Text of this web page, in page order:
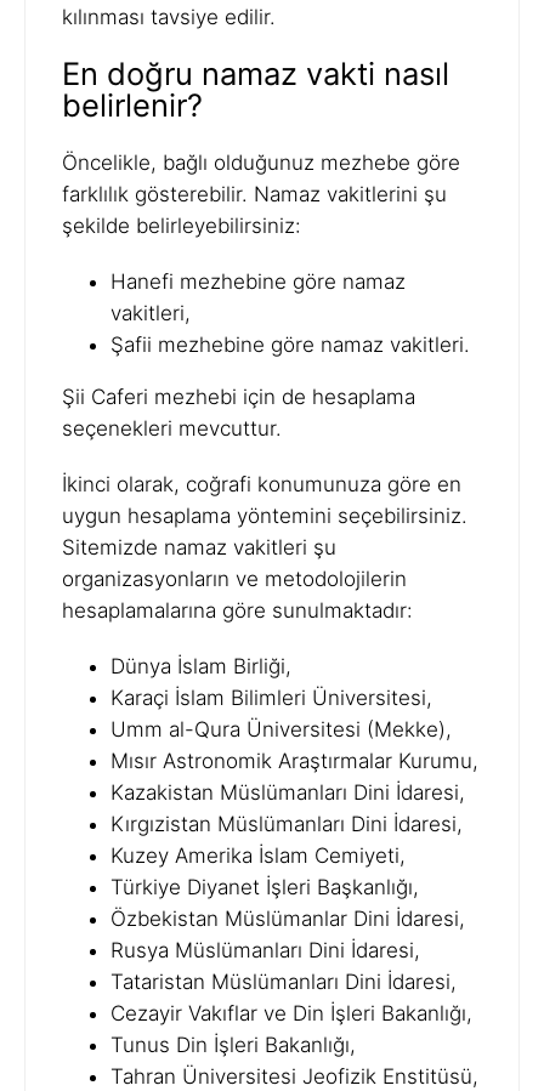
kılınması tavsiye edilir.
En doğru namaz vakti nasıl
belirlenir?
Öncelikle, bağlı olduğunuz mezhebe göre
farklılık gösterebilir. Namaz vakitlerini şu
şekilde belirleyebilirsiniz:
Hanefi mezhebine göre namaz
vakitleri,
Şafii mezhebine göre namaz vakitleri.
Şii Caferi mezhebi için de hesaplama
seçenekleri mevcuttur.
İkinci olarak, coğrafi konumunuza göre en
uygun hesaplama yöntemini seçebilirsiniz.
Sitemizde namaz vakitleri şu
organizasyonların ve metodolojilerin
hesaplamalarına göre sunulmaktadır:
Dünya İslam Birliği,
Karaçi İslam Bilimleri Üniversitesi,
Umm al-Qura Üniversitesi (Mekke),
Mısır Astronomik Araştırmalar Kurumu,
Kazakistan Müslümanları Dini İdaresi,
Kırgızistan Müslümanları Dini İdaresi,
Kuzey Amerika İslam Cemiyeti,
Türkiye Diyanet İşleri Başkanlığı,
Özbekistan Müslümanlar Dini İdaresi,
Rusya Müslümanları Dini İdaresi,
Tataristan Müslümanları Dini İdaresi,
Cezayir Vakıflar ve Din İşleri Bakanlığı,
Tunus Din İşleri Bakanlığı,
Tahran Üniversitesi Jeofizik Enstitüsü,